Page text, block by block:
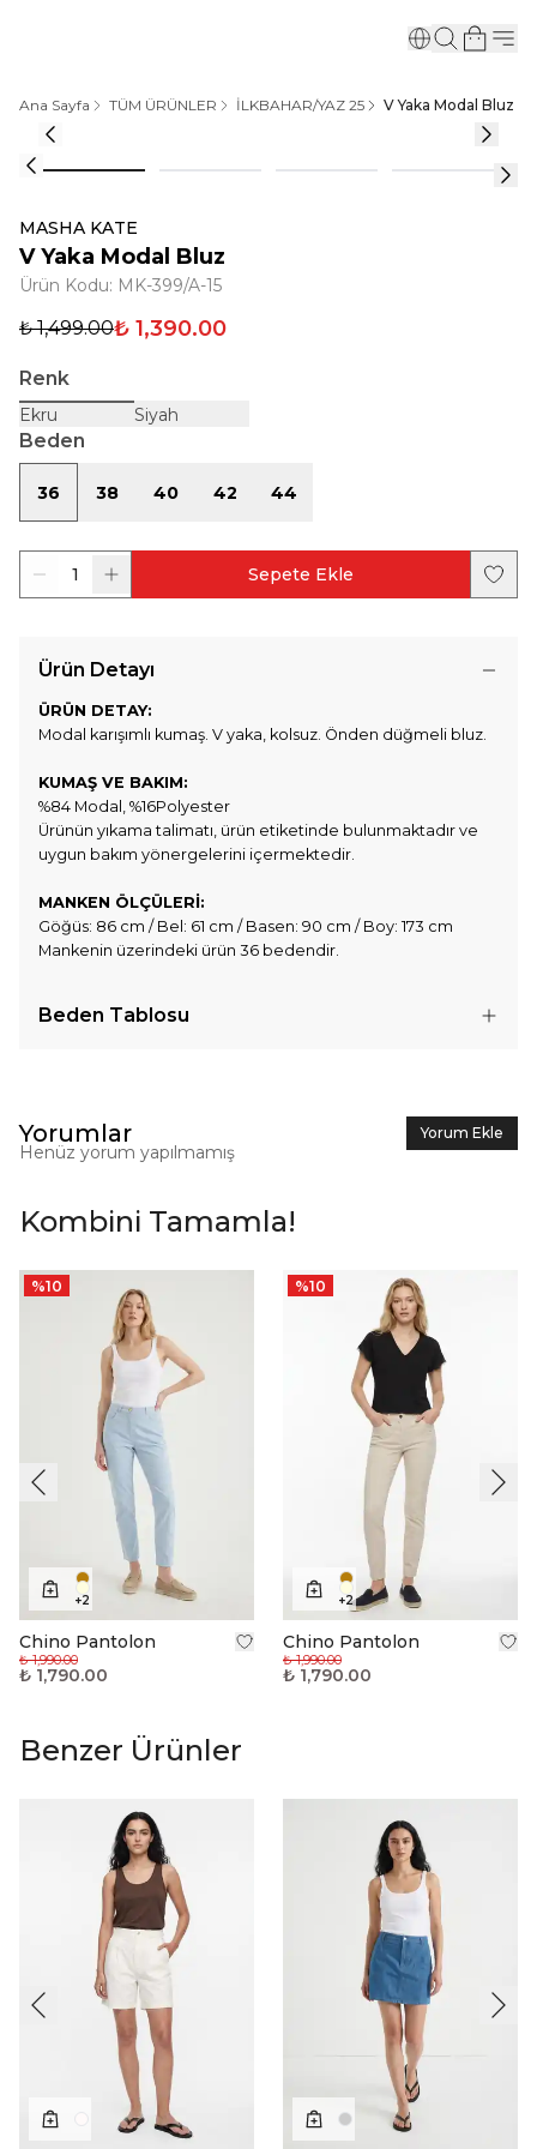
Ana Sayfa TÜM ÜRÜNLER İLKBAHAR/YAZ 25 V Yaka Modal Bluz
MASHA KATE
V Yaka Modal Bluz
Ürün Kodu: MK-399/A-15
₺ 1,499.00₺ 1,390.00
Renk
Ekru Siyah
Beden
36 38 40 42 44
1 Sepete Ekle
Ürün Detayı
ÜRÜN DETAY:
Modal karışımlı kumaş. V yaka, kolsuz. Önden düğmeli bluz.
KUMAŞ VE BAKIM:
%84 Modal, %16Polyester
Ürünün yıkama talimatı, ürün etiketinde bulunmaktadır ve
uygun bakım yönergelerini içermektedir.
MANKEN ÖLÇÜLERİ:
Göğüs: 86 cm / Bel: 61 cm / Basen: 90 cm / Boy: 173 cm
Mankenin üzerindeki ürün 36 bedendir.
Beden Tablosu
Yorumlar Yorum Ekle
Henüz yorum yapılmamış
Kombini Tamamla!
%10
+2
Chino Pantolon
₺ 1,990.00
₺ 1,790.00
%10
+2
Chino Pantolon
₺ 1,990.00
₺ 1,790.00
Benzer Ürünler